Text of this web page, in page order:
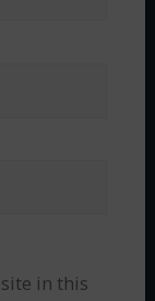
in this